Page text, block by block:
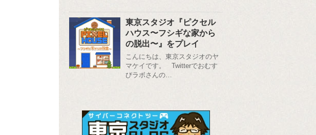
東京スタジオ『ピクセル
ハウス〜フシギな家から
の脱出〜』をプレイ
こんにちは、東京スタジオのヤ
マケイです。 Twitterでおむす
びラボさんの…